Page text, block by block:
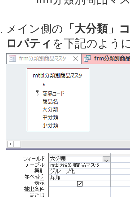
メイン側の 「大分類」
ロパティ を下記のよう